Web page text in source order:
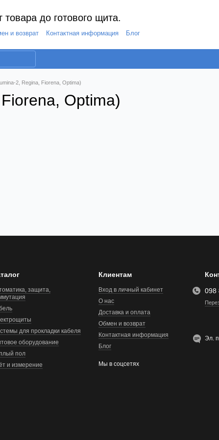
товара до готового щита.
и возврат Контактная информация Блог
2, Regina, Fiorena, Optima)
Optima)
защита,
для прокладки кабеля
оборудование
пол
и измерение
Клиентам
Вход в личный кабинет
О нас
Доставка и оплата
Обмен и возврат
Контактная информация
Блог
Мы в соцсетях
098
Эл.